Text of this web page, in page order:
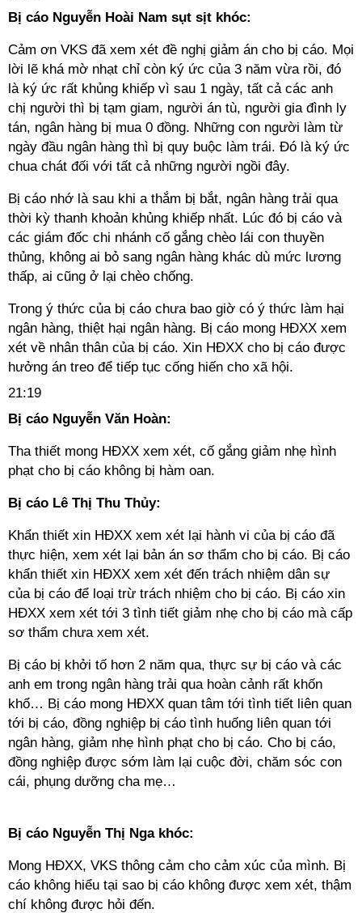
Bị cáo Nguyễn Hoài Nam sụt sịt khóc:
Cảm ơn VKS đã xem xét đề nghị giảm án cho bị cáo. Mọi
lời lẽ khá mờ nhạt chỉ còn ký ức của 3 năm vừa rồi, đó
là ký ức rất khủng khiếp vì sau 1 ngày, tất cả các anh
chị người thì bị tạm giam, người án tù, người gia đình ly
tán, ngân hàng bị mua 0 đồng. Những con người làm từ
ngày đầu ngân hàng thì bị quy buộc làm trái. Đó là ký ức
chua chát đối với tất cả những người ngồi đây.
Bị cáo nhớ là sau khi a thắm bị bắt, ngân hàng trải qua
thời kỳ thanh khoản khủng khiếp nhất. Lúc đó bị cáo và
các giám đốc chi nhánh cố gắng chèo lái con thuyền
thủng, không ai bỏ sang ngân hàng khác dù mức lương
thấp, ai cũng ở lại chèo chống.
Trong ý thức của bị cáo chưa bao giờ có ý thức làm hại
ngân hàng, thiệt hại ngân hàng. Bị cáo mong HĐXX xem
xét về nhân thân của bị cáo. Xin HĐXX cho bị cáo được
hưởng án treo để tiếp tục cống hiến cho xã hội.
21:19
Bị cáo Nguyễn Văn Hoàn:
Tha thiết mong HĐXX xem xét, cố gắng giảm nhẹ hình
phạt cho bị cáo không bị hàm oan.
Bị cáo Lê Thị Thu Thủy:
Khẩn thiết xin HĐXX xem xét lại hành vi của bị cáo đã
thực hiện, xem xét lại bản án sơ thẩm cho bị cáo. Bị cáo
khẩn thiết xin HĐXX xem xét đến trách nhiệm dân sự
của bị cáo để loại trừ trách nhiệm cho bị cáo. Bị cáo xin
HĐXX xem xét tới 3 tình tiết giảm nhẹ cho bị cáo mà cấp
sơ thẩm chưa xem xét.
Bị cáo bị khởi tố hơn 2 năm qua, thực sự bị cáo và các
anh em trong ngân hàng trải qua hoàn cảnh rất khốn
khổ… Bị cáo mong HĐXX quan tâm tới tình tiết liên quan
tới bị cáo, đồng nghiệp bị cáo tình huống liên quan tới
ngân hàng, giảm nhẹ hình phạt cho bị cáo. Cho bị cáo,
đồng nghiệp được sớm làm lại cuộc đời, chăm sóc con
cái, phụng dưỡng cha mẹ…
Bị cáo Nguyễn Thị Nga khóc:
Mong HĐXX, VKS thông cảm cho cảm xúc của mình. Bị
cáo không hiểu tại sao bị cáo không được xem xét, thậm
chí không được hỏi đến.